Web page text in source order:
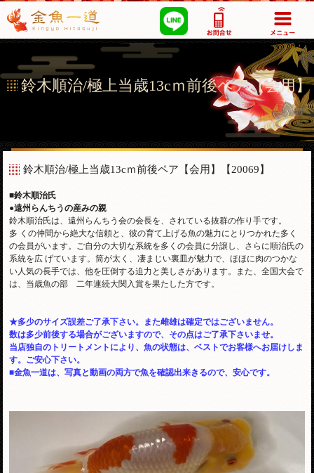
鈴木順治/極上当歳13cｍ前後ペア【会用】
鈴木順治/極上当歳13cｍ前後ペア【会用】 【20069】
■鈴木順治氏
●遠州らんちうの産みの親
鈴木順治氏は、遠州らんちう会の会長を、されている抜群の作り手です。
多 くの仲間から絶大な信頼と、彼の育て上げる魚の魅力にとりつかれた多く
の会員がいます。ご自分の大切な系統を多くの会員に分譲し、さらに順治氏の
系統を広 げています。筒が太く、凄まじい裏皿が魅力で、ほほに肉のつかな
い人気の長手では、他を圧倒する迫力と美しさがあります。また、全国大会で
は、当歳魚の部 二年連続大関入賞を果たした方です。
★多少のサイズ誤差ご了承下さい。また雌雄は確定ではございません。
数は多少前後する場合がございますので、その点はご了承下さいませ。
当店独自のトリートメントにより、魚の状態は、ベストでお客様へお届けしま
す。ご安心下さい。
■金魚一道は、写真と動画の両方で魚を確認出来きるので、安心です。